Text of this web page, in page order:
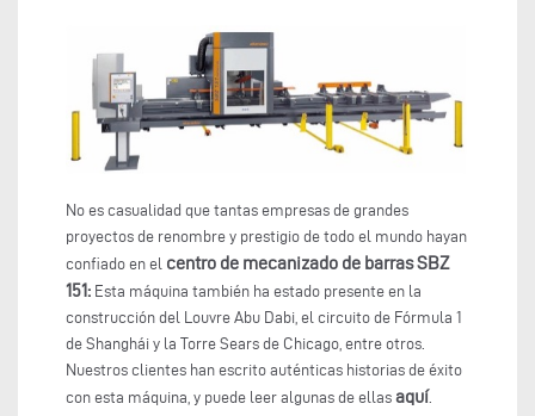
No es casualidad que tantas empresas de grandes
proyectos de renombre y prestigio de todo el mundo hayan
confiado en el centro de mecanizado de barras SBZ
151: Esta máquina también ha estado presente en la
construcción del Louvre Abu Dabi, el circuito de Fórmula 1
de Shanghái y la Torre Sears de Chicago, entre otros.
Nuestros clientes han escrito auténticas historias de éxito
con esta máquina, y puede leer algunas de ellas aquí